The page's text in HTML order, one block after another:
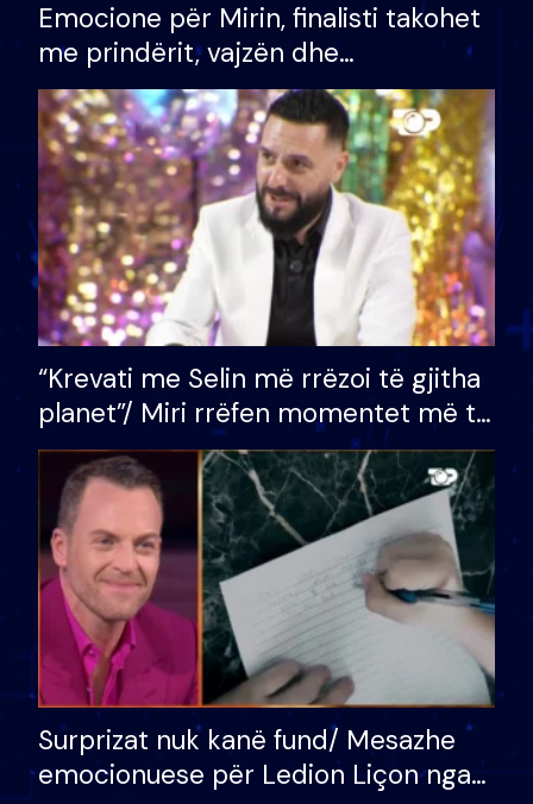
Emocione për Mirin, finalisti takohet
me prindërit, vajzën dhe
bashkëshorten: S’kemi ndonjë letër
divorci apo jo?
“Krevati me Selin më rrëzoi të gjitha
planet”/ Miri rrëfen momentet më të
bukura në shtëpinë e BB VIP: Do më
mungojë zilja e mëngjesit kur…
Surprizat nuk kanë fund/ Mesazhe
emocionuese për Ledion Liçon nga